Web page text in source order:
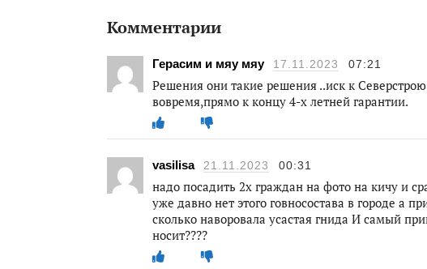
Комментарии
Герасим и мяу мяу 17.11.2023 07:21
Решения они такие решения ..иск к
вовремя,прямо к концу 4-х летней гарантии.
vasilisa 21.11.2023 00:31
надо посадить 2х граждан на фото на кичу и
уже давно нет этого говносостава в городе а
сколько наворовала усастая гнида И самый
носит????